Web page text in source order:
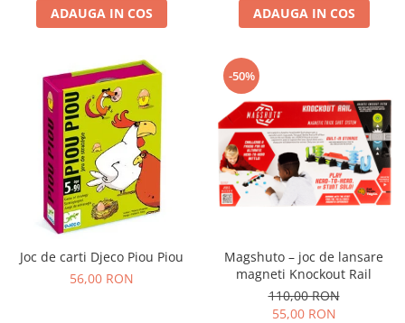
ADAUGA IN COS ADAUGA IN COS
Joc de carti Djeco Piou Piou
56,00 RON
-50%
Magshuto – joc de lansare
magneti Knockout Rail
110,00 RON
55,00 RON